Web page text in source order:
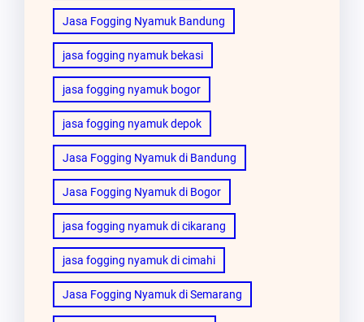
Jasa Fogging Nyamuk Bandung
jasa fogging nyamuk bekasi
jasa fogging nyamuk bogor
jasa fogging nyamuk depok
Jasa Fogging Nyamuk di Bandung
Jasa Fogging Nyamuk di Bogor
jasa fogging nyamuk di cikarang
jasa fogging nyamuk di cimahi
Jasa Fogging Nyamuk di Semarang